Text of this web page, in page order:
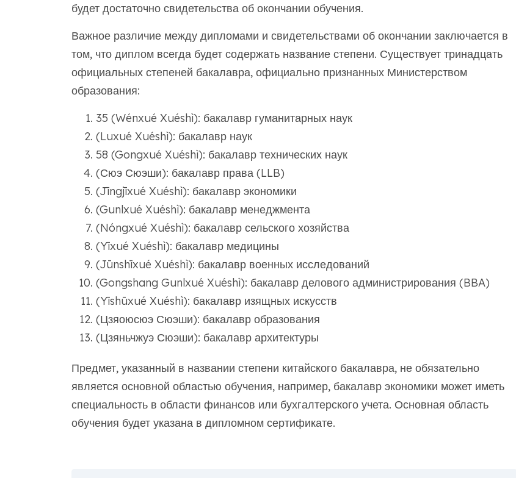
будет достаточно свидетельства об окончании обучения.
Важное различие между дипломами и свидетельствами об окончании заключается в
том, что диплом всегда будет содержать название степени. Существует тринадцать
официальных степеней бакалавра, официально признанных Министерством
образования:
35 (Wénxué Xuéshì): бакалавр гуманитарных наук
(Luxué Xuéshì): бакалавр наук
58 (Gongxué Xuéshì): бакалавр технических наук
(Сюэ Сюэши): бакалавр права (LLB)
(Jīngjīxué Xuéshì): бакалавр экономики
(Gunlxué Xuéshì): бакалавр менеджмента
(Nóngxué Xuéshì): бакалавр сельского хозяйства
(Yīxué Xuéshì): бакалавр медицины
(Jūnshīxué Xuéshì): бакалавр военных исследований
(Gongshang Gunlxué Xuéshì): бакалавр делового администрирования (BBA)
(Yīshūxué Xuéshì): бакалавр изящных искусств
(Цзяоюсюэ Сюэши): бакалавр образования
(Цзяньчжуэ Сюэши): бакалавр архитектуры
Предмет, указанный в названии степени китайского бакалавра, не обязательно
является основной областью обучения, например, бакалавр экономики может иметь
специальность в области финансов или бухгалтерского учета. Основная область
обучения будет указана в дипломном сертификате.